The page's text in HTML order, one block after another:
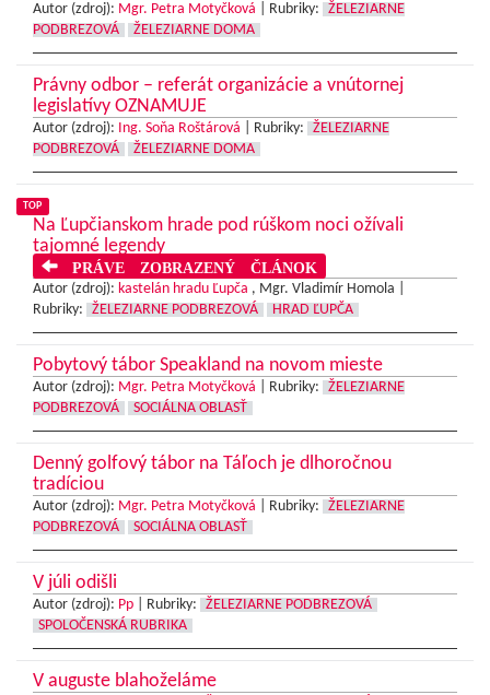
Autor (zdroj): Mgr. Petra Motyčková Rubriky:
ŽELEZIARNE
PODBREZOVÁ
ŽELEZIARNE DOMA
Právny odbor – referát organizácie a vnútornej
legislatívy OZNAMUJE
Autor (zdroj): Ing. Soňa Roštárová Rubriky:
ŽELEZIARNE
PODBREZOVÁ
ŽELEZIARNE DOMA
TOP
Na Ľupčianskom hrade pod rúškom noci ožívali
tajomné legendy
PRÁVE ZOBRAZENÝ ČLÁNOK
Autor (zdroj): kastelán hradu Ľupča , Mgr. Vladimír Homola |
Rubriky:
ŽELEZIARNE PODBREZOVÁ HRAD ĽUPČA
Pobytový tábor Speakland na novom mieste
Autor (zdroj): Mgr. Petra Motyčková Rubriky:
ŽELEZIARNE
PODBREZOVÁ
SOCIÁLNA OBLASŤ
Denný golfový tábor na Táľoch je dlhoročnou
tradíciou
Autor (zdroj): Mgr. Petra Motyčková Rubriky:
ŽELEZIARNE
PODBREZOVÁ
SOCIÁLNA OBLASŤ
V júli odišli
Autor (zdroj): Pp Rubriky:
ŽELEZIARNE PODBREZOVÁ
SPOLOČENSKÁ RUBRIKA
V auguste blahoželáme